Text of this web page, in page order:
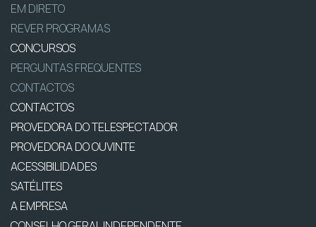
EM DIRETO
REVER PROGRAMAS
CONCURSOS
PERGUNTAS FREQUENTES
CONTACTOS
CONTACTOS
PROVEDORA DO TELESPECTADOR
PROVEDORA DO OUVINTE
ACESSIBILIDADES
SATÉLITES
A EMPRESA